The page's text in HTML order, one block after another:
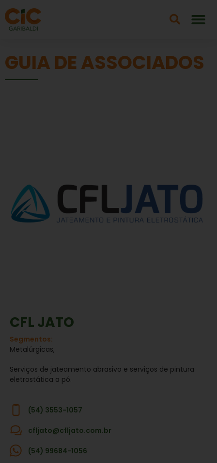
GUIA DE ASSOCIADOS
CFL JATO
Segmentos:
Metalúrgicas,
Serviços de jateamento abrasivo e serviços de pintura
eletrostática a pó.
(54) 3553-1057
cfljato@cfljato.com.br
(54) 99684-1056